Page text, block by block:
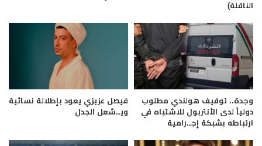
الناقلة)
وجدة.. توقيف هولندي مطلوب
دولياً لدى الأنتربول للاشتباه في
ارتباطه بشبكة إجـ.رامية
فيصل عزيزي يعود بإطلالة نسائية
ويـ.شعل الجدل